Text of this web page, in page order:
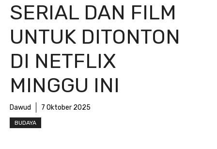
SERIAL DAN FILM
UNTUK DITONTON
DI NETFLIX
MINGGU INI
Dawud 7 Oktober 2025
BUDAYA